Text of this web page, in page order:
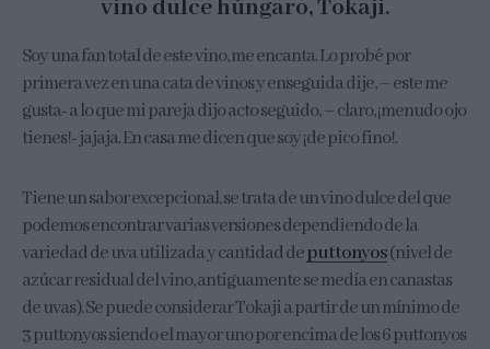
vino dulce húngaro, Tokaji.
Soy una fan total de este vino, me encanta. Lo probé por
primera vez en una cata de vinos y enseguida dije, – este me
gusta- a lo que mi pareja dijo acto seguido, – claro, ¡menudo ojo
tienes!- jajaja. En casa me dicen que soy ¡de pico fino!.
Tiene un sabor excepcional, se trata de un vino dulce del que
podemos encontrar varias versiones dependiendo de la
variedad de uva utilizada y cantidad deputtonyos(nivel de
azúcar residual del vino, antiguamente se medía en canastas
de uvas). Se puede considerar Tokaji a partir de un mínimo de
3 puttonyos siendo el mayor uno por encima de los 6 puttonyos